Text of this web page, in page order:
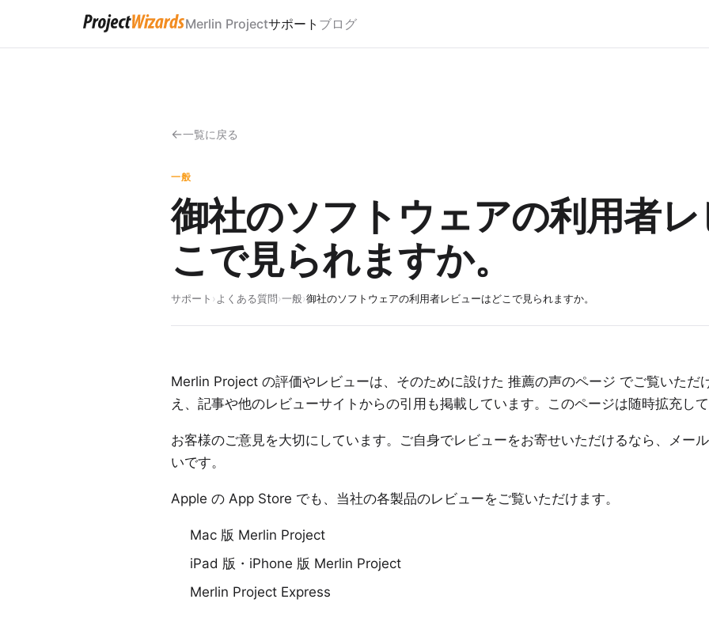
Merlin Projectサポート ブログ
一覧に戻る
一般
御社のソフトウェアの利用者
こで見られますか。
サポート › よくある質問›一般›御社のソフトウェアの利用者レビューはどこで見られますか。
Merlin Project の評価やレビューは、そのために設けた 推薦の声のページ でご覧いただ
え、記事や他のレビューサイトからの引用も掲載しています。このページは随時拡充し
お客様のご意見を大切にしています。ご自身でレビューをお寄せいただけるなら、 メール
いです。
Apple の App Store でも、当社の各製品のレビューをご覧いただけます。
Mac 版 Merlin Project
iPad 版・iPhone 版 Merlin Project
Merlin Project Express